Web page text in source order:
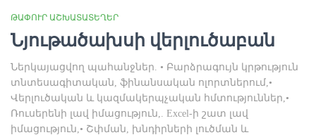
ԹԱՓՈՒՐ ԱՇԽԱՏԱՏԵՂԵՐ
Նյութածախսի վերլուծաբան
Ներկայացվող պահանջներ. • Բարձրագույն կրթություն
տնտեսագիտական, ֆինանսական ոլորտներում,•
Վերլուծական և կազմակերպչական հմտություններ,•
Ռուսերենի լավ իմացություն,. Excel-ի շատ լավ
իմացություն,• Շփման, խնդիրների լուծման և